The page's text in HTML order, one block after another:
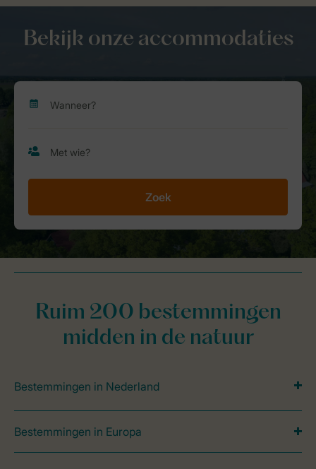
Bekijk onze accommodaties
Zoek
Ruim 200 bestemmingen
midden in de natuur
Bestemmingen in Nederland
Bestemmingen in Europa